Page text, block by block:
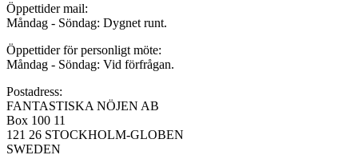
Öppettider mail:
Måndag - Söndag: Dygnet runt.
Öppettider för personligt möte:
Måndag - Söndag: Vid förfrågan.
Postadress:
FANTASTISKA NÖJEN AB
Box 100 11
121 26 STOCKHOLM-GLOBEN
SWEDEN